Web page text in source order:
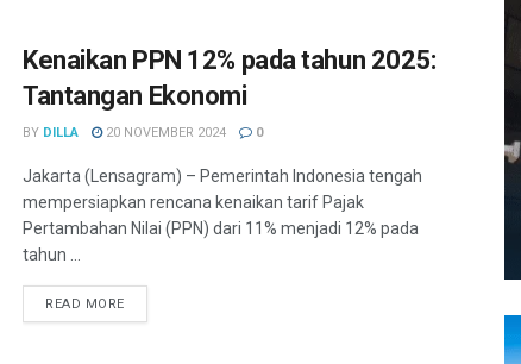
Kenaikan PPN 12% pada tahun 2025:
Tantangan Ekonomi
BY DILLA 20 NOVEMBER 2024 0
Jakarta (Lensagram) – Pemerintah Indonesia tengah
mempersiapkan rencana kenaikan tarif Pajak
Pertambahan Nilai (PPN) dari 11% menjadi 12% pada
tahun ...
READ MORE